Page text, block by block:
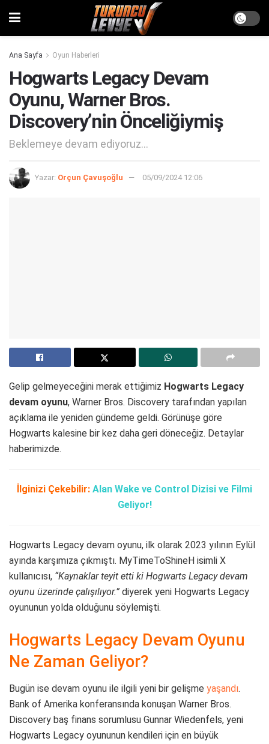
Ana Sayfa Oyun Haberleri
Hogwarts Legacy Devam
Oyunu, Warner Bros.
Discovery’nin Önceliğiymiş
Beklemeye devam ediyoruz...
Yazar: Orçun Çavuşoğlu 05/09/2024 12:06
Gelip gelmeyeceğini merak ettiğimiz Hogwarts Legacy
devam oyunu, Warner Bros. Discovery tarafından yapılan
açıklama ile yeniden gündeme geldi. Görünüşe göre
Hogwarts kalesine bir kez daha geri döneceğiz. Detaylar
haberimizde.
İlginizi Çekebilir: Alan Wake ve Control Dizisi ve Filmi
Geliyor!
Hogwarts Legacy devam oyunu, ilk olarak 2023 yılının Eylül
ayında karşımıza çıkmıştı. MyTimeToShineH isimli X
kullanıcısı, “Kaynaklar teyit etti ki Hogwarts Legacy devam
oyunu üzerinde çalışılıyor.” diyerek yeni Hogwarts Legacy
oyununun yolda olduğunu söylemişti.
Hogwarts Legacy Devam Oyunu
Ne Zaman Geliyor?
Bugün ise devam oyunu ile ilgili yeni bir gelişme yaşandı.
Bank of Amerika konferansında konuşan Warner Bros.
Discovery baş finans sorumlusu Gunnar Wiedenfels, yeni
Hogwarts Legacy oyununun kendileri için en büyük